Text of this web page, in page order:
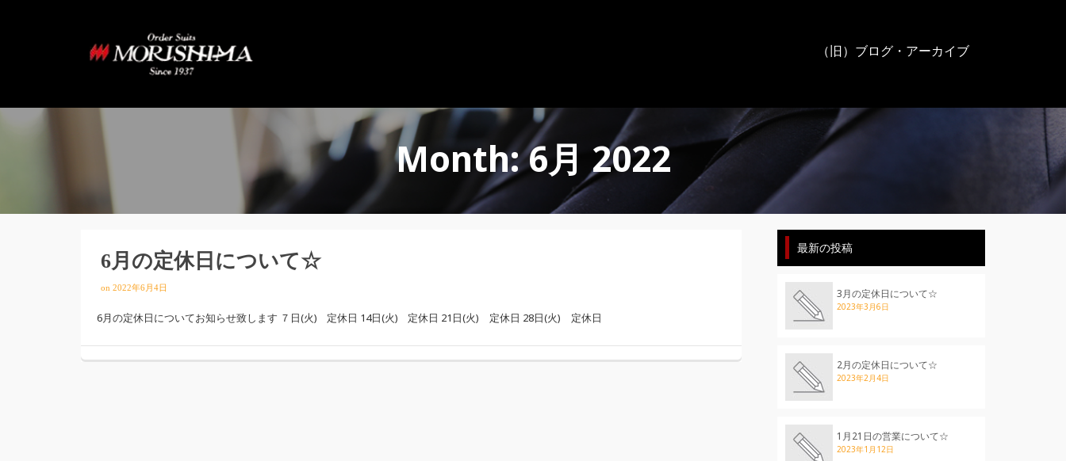
（旧）ブログ・アーカイブ
Month: 6月 2022
6月の定休日について☆
on 2022年6月4日
6月の定休日についてお知らせ致します ７日(火) 定休日 14日(火) 定休日 21日(火) 定休日 28日(火) 定休日
最新の投稿
3月の定休日について☆
2023年3月6日
2月の定休日について☆
2023年2月4日
1月21日の営業について☆
2023年1月12日